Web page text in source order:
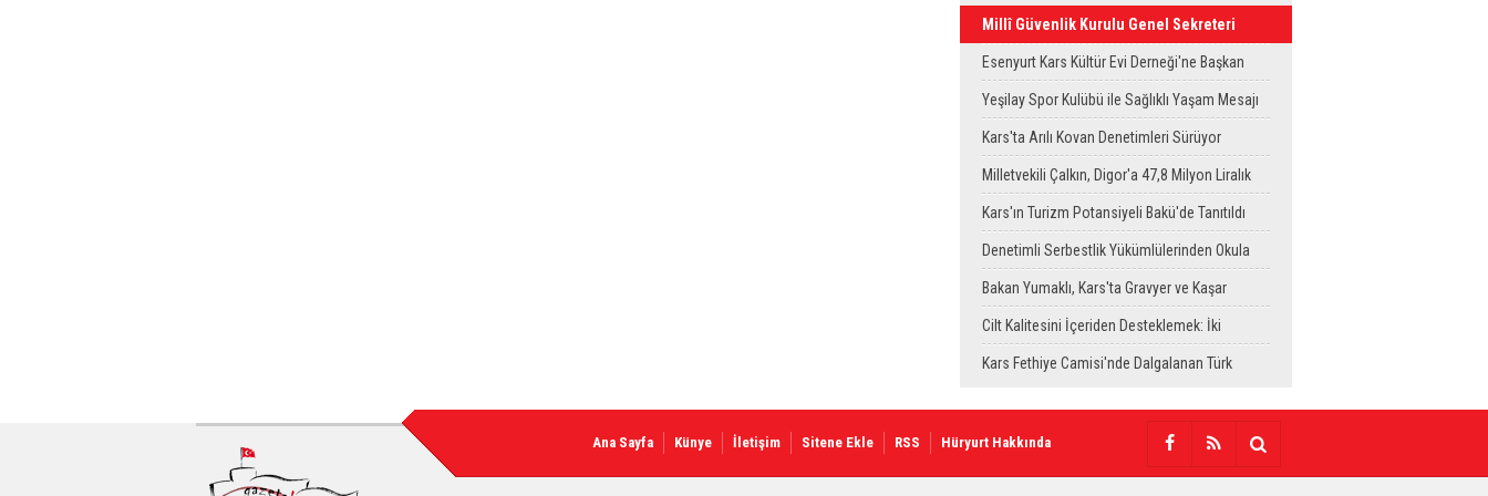
Millî Güvenlik Kurulu Genel Sekreteri
Okay Memiş, Kars'ta
Esenyurt Kars Kültür Evi Derneği'ne Başkan
Vekili Can Aksoy'dan ziyaret
Yeşilay Spor Kulübü ile Sağlıklı Yaşam Mesajı
Sahaya Taşındı
Kars'ta Arılı Kovan Denetimleri Sürüyor
Milletvekili Çalkın, Digor'a 47,8 Milyon Liralık
Sağlık Yatırımı Başlıyor
Kars'ın Turizm Potansiyeli Bakü'de Tanıtıldı
Denetimli Serbestlik Yükümlülerinden Okula
Temizlik Desteği
Bakan Yumaklı, Kars'ta Gravyer ve Kaşar
Üretim Tesisini Ziyaret Etti
Cilt Kalitesini İçeriden Desteklemek: İki
Enjeksiyon Uygulamasının Karşılaştırması
Kars Fethiye Camisi'nde Dalgalanan Türk
Ana Sayfa Künye İletişim Sitene Ekle RSS Hüryurt Hakkında